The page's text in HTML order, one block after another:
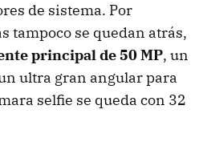
de sistema. Por
tampoco se quedan atrás,
principal de 50 MP, un
ultra gran angular para
selfie se queda con 32